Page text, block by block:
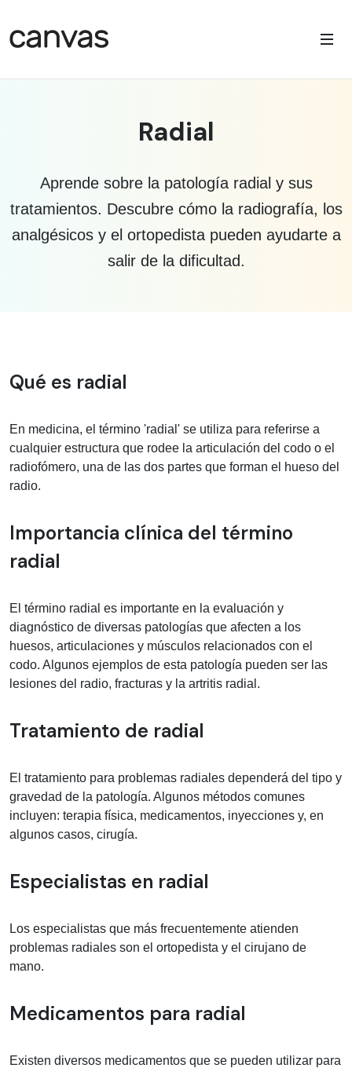
Radial
Aprende sobre la patología radial y sus
tratamientos. Descubre cómo la radiografía, los
analgésicos y el ortopedista pueden ayudarte a
salir de la dificultad.
Información médica sobre radial
Qué es radial
En medicina, el término 'radial' se utiliza para referirse a
cualquier estructura que rodee la articulación del codo o el
radiofómero, una de las dos partes que forman el hueso del
radio.
Importancia clínica del término
radial
El término radial es importante en la evaluación y
diagnóstico de diversas patologías que afecten a los
huesos, articulaciones y músculos relacionados con el
codo. Algunos ejemplos de esta patología pueden ser las
lesiones del radio, fracturas y la artritis radial.
Tratamiento de radial
El tratamiento para problemas radiales dependerá del tipo y
gravedad de la patología. Algunos métodos comunes
incluyen: terapia física, medicamentos, inyecciones y, en
algunos casos, cirugía.
Especialistas en radial
Los especialistas que más frecuentemente atienden
problemas radiales son el ortopedista y el cirujano de
mano.
Medicamentos para radial
Existen diversos medicamentos que se pueden utilizar para